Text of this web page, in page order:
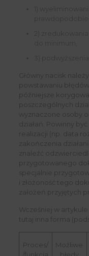
Główny nacisk
powstawaniu
późniejsze
poszczególnych
wyznaczone osoby
działań. Powinny
realizacji (np. data
zakończenia
znaleźć
przygotowanego
specjalnie
i złożoność tego
założeń przyjętych
Wcześniej w
tutaj inna forma
Proces/
Możliwe